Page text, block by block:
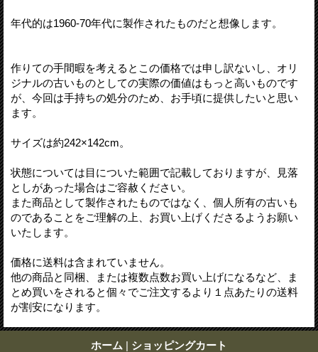
年代的は1960-70年代に製作されたものだと想像します。
作りての手間暇を考えるとこの価格では申し訳ないし、オリ
ジナルの古いものとしての実際の価値はもっと高いものです
が、今回は手持ちの処分のため、お手頃に提供したいと思い
ます。
サイズは約242×142cm。
状態については目についた範囲で記載しておりますが、見落
としがあった場合はご容赦ください。
また商品として製作されたものではなく、個人所有の古いも
のであることをご理解の上、お買い上げくださるようお願い
いたします。
価格に送料は含まれていません。
他の商品と同梱、または複数点数お買い上げになるなど、ま
とめ買いをされると個々でご注文するより１点あたりの送料
が割安になります。
ホーム | ショッピングカート